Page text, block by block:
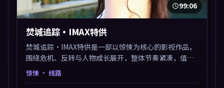
99:06
焚城追踪·IMAX特供
焚城追踪·IMAX特供是一部以惊悚为核心的影视作品，
围绕危机、反转与人物成长展开，整体节奏紧凑，值得
推荐观看。
惊悚 · 线路